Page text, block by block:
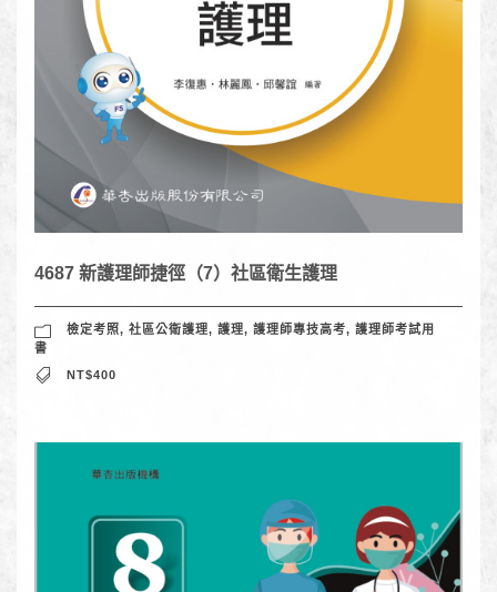
4687 新護理師捷徑（7）社區衛生護理
檢定考照, 社區公衛護理, 護理, 護理師專技高考, 護理師考試用
書
NT$400